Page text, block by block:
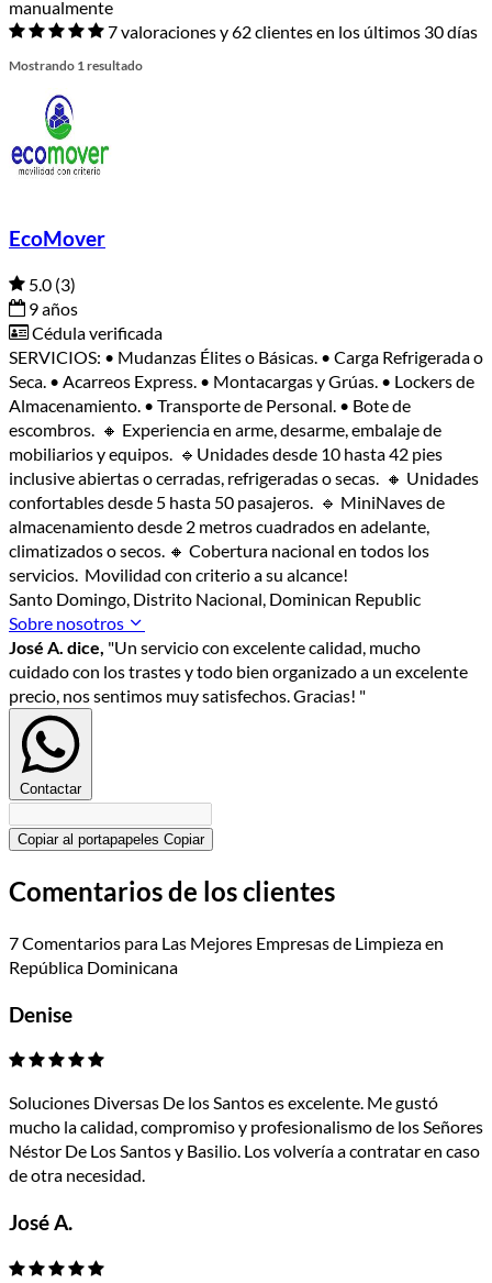
manualmente
7 valoraciones y 62 clientes en los últimos 30 días
Mostrando 1 resultado
EcoMover
5.0 (3)
9 años
Cédula verificada
SERVICIOS: • Mudanzas Élites o Básicas. • Carga Refrigerada o
Seca. • Acarreos Express. • Montacargas y Grúas. • Lockers de
Almacenamiento. • Transporte de Personal. • Bote de
escombros. 🔸 Experiencia en arme, desarme, embalaje de
mobiliarios y equipos. 🔹Unidades desde 10 hasta 42 pies
inclusive abiertas o cerradas, refrigeradas o secas. 🔸 Unidades
confortables desde 5 hasta 50 pasajeros. 🔹 MiniNaves de
almacenamiento desde 2 metros cuadrados en adelante,
climatizados o secos. 🔸 Cobertura nacional en todos los
servicios. Movilidad con criterio a su alcance!
Santo Domingo, Distrito Nacional, Dominican Republic
Sobre nosotros
José A. dice, "Un servicio con excelente calidad, mucho
cuidado con los trastes y todo bien organizado a un excelente
precio, nos sentimos muy satisfechos. Gracias! "
Contactar
Copiar al portapapeles Copiar
Comentarios de los clientes
7 Comentarios para Las Mejores Empresas de Limpieza en
República Dominicana
Denise
Soluciones Diversas De los Santos es excelente. Me gustó
mucho la calidad, compromiso y profesionalismo de los Señores
Néstor De Los Santos y Basilio. Los volvería a contratar en caso
de otra necesidad.
José A.